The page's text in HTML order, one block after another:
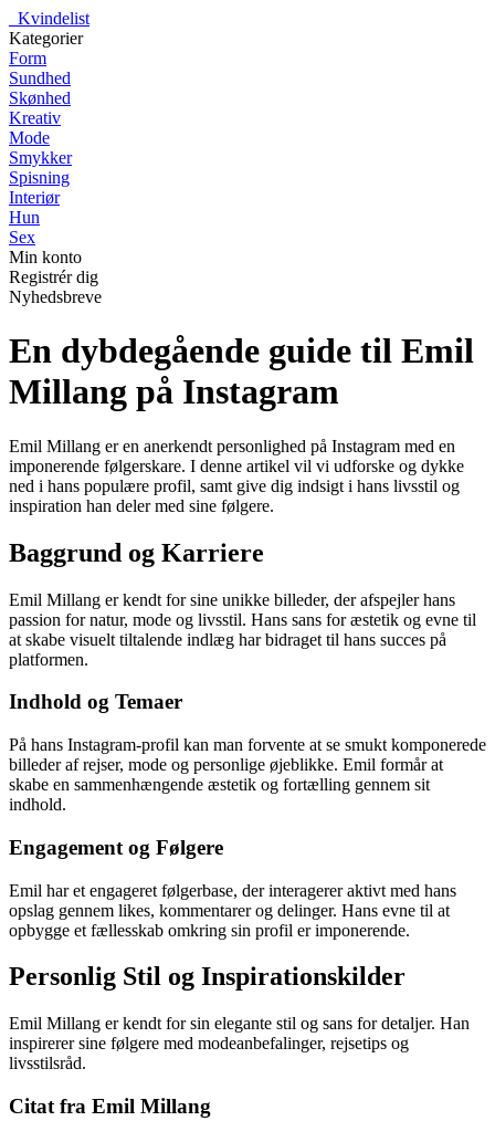
Kvindelist
Kategorier
Form
Sundhed
Skønhed
Kreativ
Mode
Smykker
Spisning
Interiør
Hun
Sex
Min konto
Registrér dig
Nyhedsbreve
En dybdegående guide til Emil
Millang på Instagram
Emil Millang er en anerkendt personlighed på Instagram med en
imponerende følgerskare. I denne artikel vil vi udforske og dykke
ned i hans populære profil, samt give dig indsigt i hans livsstil og
inspiration han deler med sine følgere.
Baggrund og Karriere
Emil Millang er kendt for sine unikke billeder, der afspejler hans
passion for natur, mode og livsstil. Hans sans for æstetik og evne til
at skabe visuelt tiltalende indlæg har bidraget til hans succes på
platformen.
Indhold og Temaer
På hans Instagram-profil kan man forvente at se smukt komponerede
billeder af rejser, mode og personlige øjeblikke. Emil formår at
skabe en sammenhængende æstetik og fortælling gennem sit
indhold.
Engagement og Følgere
Emil har et engageret følgerbase, der interagerer aktivt med hans
opslag gennem likes, kommentarer og delinger. Hans evne til at
opbygge et fællesskab omkring sin profil er imponerende.
Personlig Stil og Inspirationskilder
Emil Millang er kendt for sin elegante stil og sans for detaljer. Han
inspirerer sine følgere med modeanbefalinger, rejsetips og
livsstilsråd.
Citat fra Emil Millang